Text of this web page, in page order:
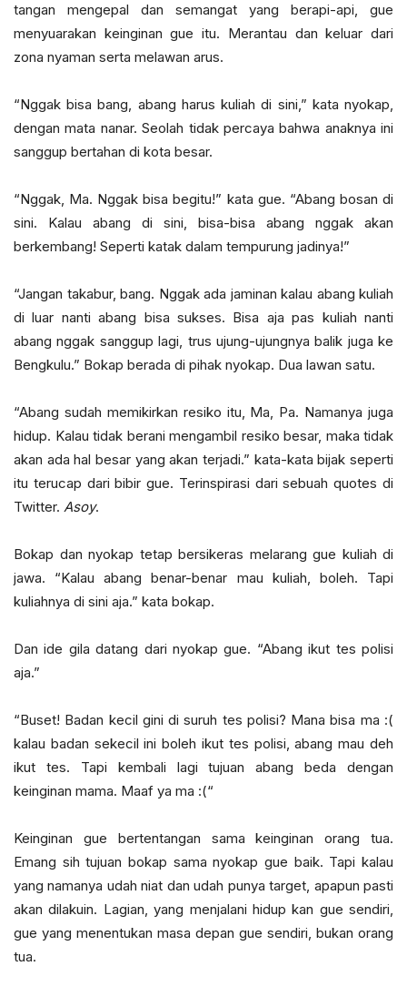
tangan mengepal dan semangat yang berapi-api, gue
menyuarakan keinginan gue itu. Merantau dan keluar dari
zona nyaman serta melawan arus.
“Nggak bisa bang, abang harus kuliah di sini,” kata nyokap,
dengan mata nanar. Seolah tidak percaya bahwa anaknya ini
sanggup bertahan di kota besar.
“Nggak, Ma. Nggak bisa begitu!” kata gue. “Abang bosan di
sini. Kalau abang di sini, bisa-bisa abang nggak akan
berkembang! Seperti katak dalam tempurung jadinya!”
“Jangan takabur, bang. Nggak ada jaminan kalau abang kuliah
di luar nanti abang bisa sukses. Bisa aja pas kuliah nanti
abang nggak sanggup lagi, trus ujung-ujungnya balik juga ke
Bengkulu.” Bokap berada di pihak nyokap. Dua lawan satu.
“Abang sudah memikirkan resiko itu, Ma, Pa. Namanya juga
hidup. Kalau tidak berani mengambil resiko besar, maka tidak
akan ada hal besar yang akan terjadi.” kata-kata bijak seperti
itu terucap dari bibir gue. Terinspirasi dari sebuah quotes di
Twitter. Asoy.
Bokap dan nyokap tetap bersikeras melarang gue kuliah di
jawa. “Kalau abang benar-benar mau kuliah, boleh. Tapi
kuliahnya di sini aja.” kata bokap.
Dan ide gila datang dari nyokap gue. “Abang ikut tes polisi
aja.”
“Buset! Badan kecil gini di suruh tes polisi? Mana bisa ma :(
kalau badan sekecil ini boleh ikut tes polisi, abang mau deh
ikut tes. Tapi kembali lagi tujuan abang beda dengan
keinginan mama. Maaf ya ma :(“
Keinginan gue bertentangan sama keinginan orang tua.
Emang sih tujuan bokap sama nyokap gue baik. Tapi kalau
yang namanya udah niat dan udah punya target, apapun pasti
akan dilakuin. Lagian, yang menjalani hidup kan gue sendiri,
gue yang menentukan masa depan gue sendiri, bukan orang
tua.